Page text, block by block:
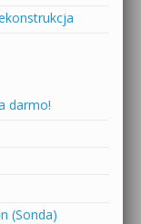
darmo!
(Sonda)